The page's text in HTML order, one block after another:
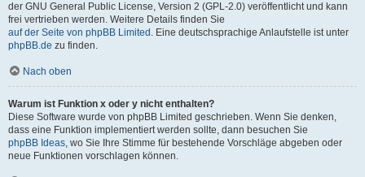
der GNU General Public License, Version 2 (GPL-2.0) veröffentlicht und kann
frei vertrieben werden. Weitere Details finden Sie
auf der Seite von phpBB Limited . Eine deutschsprachige Anlaufstelle ist unter
phpBB.de zu finden.
Nach oben
Warum ist Funktion x oder y nicht enthalten?
Diese Software wurde von phpBB Limited geschrieben. Wenn Sie denken,
dass eine Funktion implementiert werden sollte, dann besuchen Sie
phpBB Ideas, wo Sie Ihre Stimme für bestehende Vorschläge abgeben oder
neue Funktionen vorschlagen können.